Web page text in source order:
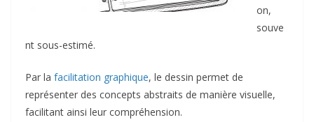
on,
souve
nt sous-estimé.
Par la facilitation graphique, le dessin permet de
représenter des concepts abstraits de manière visuelle,
facilitant ainsi leur compréhension.